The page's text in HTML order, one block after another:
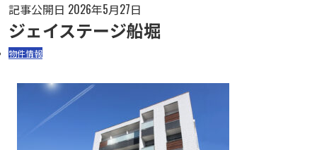
記事公開日 2026年5月27日
ジェイステージ船堀
物件情報